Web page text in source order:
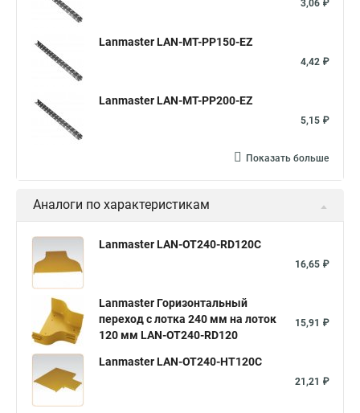
3,06 ₽
Lanmaster LAN-MT-PP150-EZ
4,42 ₽
Lanmaster LAN-MT-PP200-EZ
5,15 ₽
Показать больше
Аналоги по характеристикам
Lanmaster LAN-OT240-RD120C
16,65 ₽
Lanmaster Горизонтальный
переход с лотка 240 мм на лоток
120 мм LAN-OT240-RD120
15,91 ₽
Lanmaster LAN-OT240-HT120C
21,21 ₽